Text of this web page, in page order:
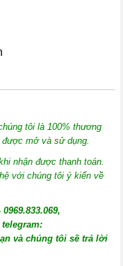
tôi là 100% thương
mở và sử dụng.
nhận được thanh toán.
với chúng tôi ý kiến về
telegram:
và chúng tôi sẽ trả lời